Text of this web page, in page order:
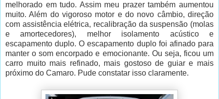
melhorado em tudo. Assim meu prazer também aumentou
muito. Além do vigoroso motor e do novo câmbio, direção
com assistência elétrica, recalibração da suspensão (molas
e amortecedores), melhor isolamento acústico e
escapamento duplo. O escapamento duplo foi afinado para
manter o som encorpado e emocionante. Ou seja, ficou um
carro muito mais refinado, mais gostoso de guiar e mais
próximo do Camaro. Pude constatar isso claramente.